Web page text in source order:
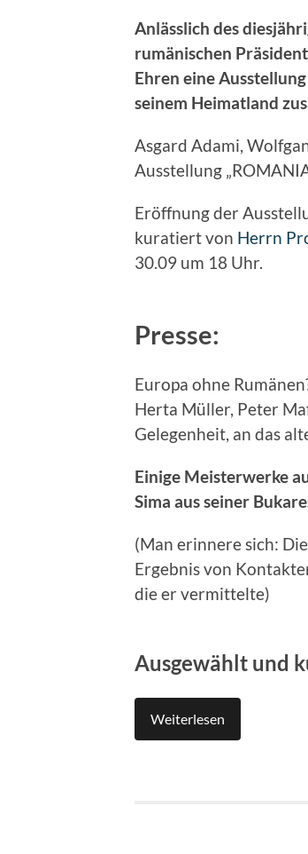
Anlässlich des
rumänischen
Ehren eine
seinem Heimatland
Asgard Adami,
Ausstellung
Eröffnung der
kuratiert von Herrn
30.09 um 18 Uhr.
Presse:
Europa ohne
Herta Müller, Peter
Gelegenheit, an das
Einige Meisterwerke
Sima aus seiner
(Man erinnere sich:
Ergebnis von
die er vermittelte)
Ausgewählt und
Weiterlesen